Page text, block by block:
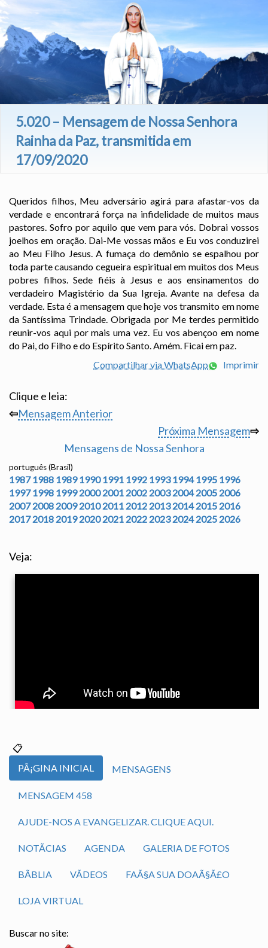
5.020 – Mensagem de Nossa Senhora
Rainha da Paz, transmitida em
17/09/2020
Queridos filhos, Meu adversário agirá para afastar-vos da
verdade e encontrará força na infidelidade de muitos maus
pastores. Sofro por aquilo que vem para vós. Dobrai vossos
joelhos em oração. Dai-Me vossas mãos e Eu vos conduzirei
ao Meu Filho Jesus. A fumaça do demônio se espalhou por
toda parte causando cegueira espiritual em muitos dos Meus
pobres filhos. Sede fiéis à Jesus e aos ensinamentos do
verdadeiro Magistério da Sua Igreja. Avante na defesa da
verdade. Esta é a mensagem que hoje vos transmito em nome
da Santíssima Trindade. Obrigada por Me terdes permitido
reunir-vos aqui por mais uma vez. Eu vos abençoo em nome
do Pai, do Filho e do Espírito Santo. Amém. Ficai em paz.
Compartilhar via WhatsApp
Imprimir
Clique e leia:
⇦Mensagem Anterior
Próxima Mensagem⇨
Mensagens de Nossa Senhora
português (Brasil)
1987 1988 1989 1990 1991 1992 1993 1994 1995 1996
1997 1998 1999 2000 2001 2002 2003 2004 2005 2006
2007 2008 2009 2010 2011 2012 2013 2014 2015 2016
2017 2018 2019 2020 2021 2022 2023 2024 2025 2026
Veja:
PÃ¡GINA INICIAL MENSAGENS
MENSAGEM 458
AJUDE-NOS A EVANGELIZAR. CLIQUE AQUI.
NOTÃ­CIAS AGENDA GALERIA DE FOTOS
BÃ­BLIA VÃ­DEOS FAÃ§A SUA DOAÃ§Ã£O
LOJA VIRTUAL
Buscar no site: